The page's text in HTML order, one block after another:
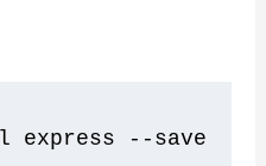
express --save